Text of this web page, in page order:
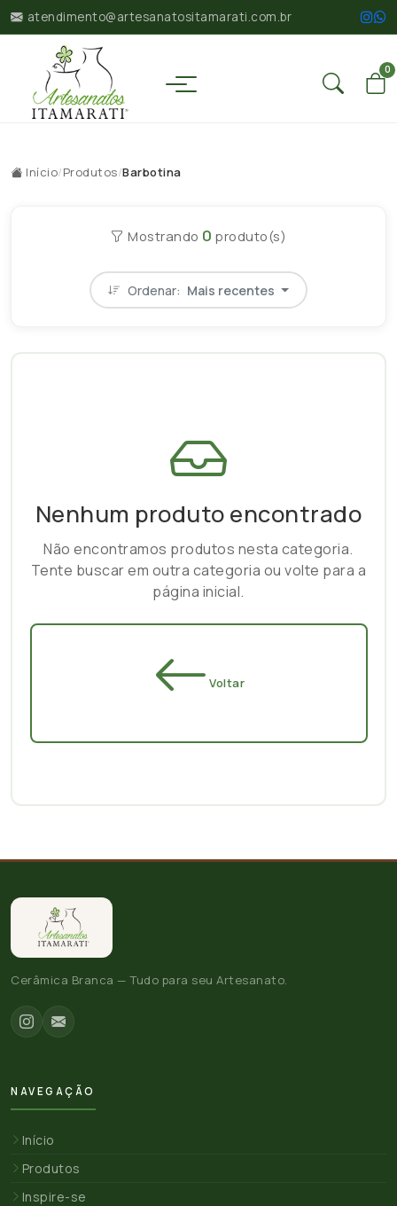
atendimento@artesanatositamarati.com.br
0
Início/Produtos/Barbotina
Mostrando 0 produto(s)
Ordenar: Mais recentes
Nenhum produto encontrado
Não encontramos produtos nesta categoria.
Tente buscar em outra categoria ou volte para a
página inicial.
Voltar
Cerâmica Branca — Tudo para seu Artesanato.
NAVEGAÇÃO
Início
Produtos
Inspire-se